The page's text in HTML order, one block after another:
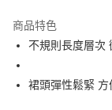
Apple Pay
悠遊付
商品特色
不規則長度層次
裙頭彈性鬆緊 方